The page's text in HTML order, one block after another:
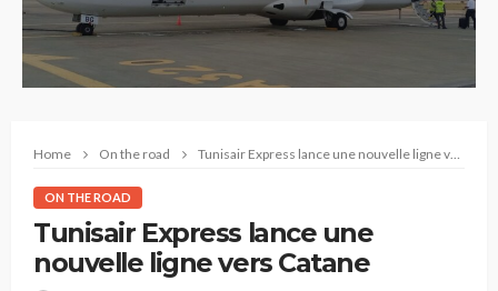
Home On the road Tunisair Express lance une nouvelle ligne vers Catane
ON THE ROAD
Tunisair Express lance une
nouvelle ligne vers Catane